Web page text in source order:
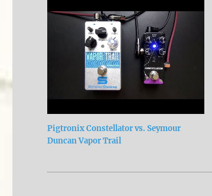
Pigtronix Constellator vs. Seymour
Duncan Vapor Trail